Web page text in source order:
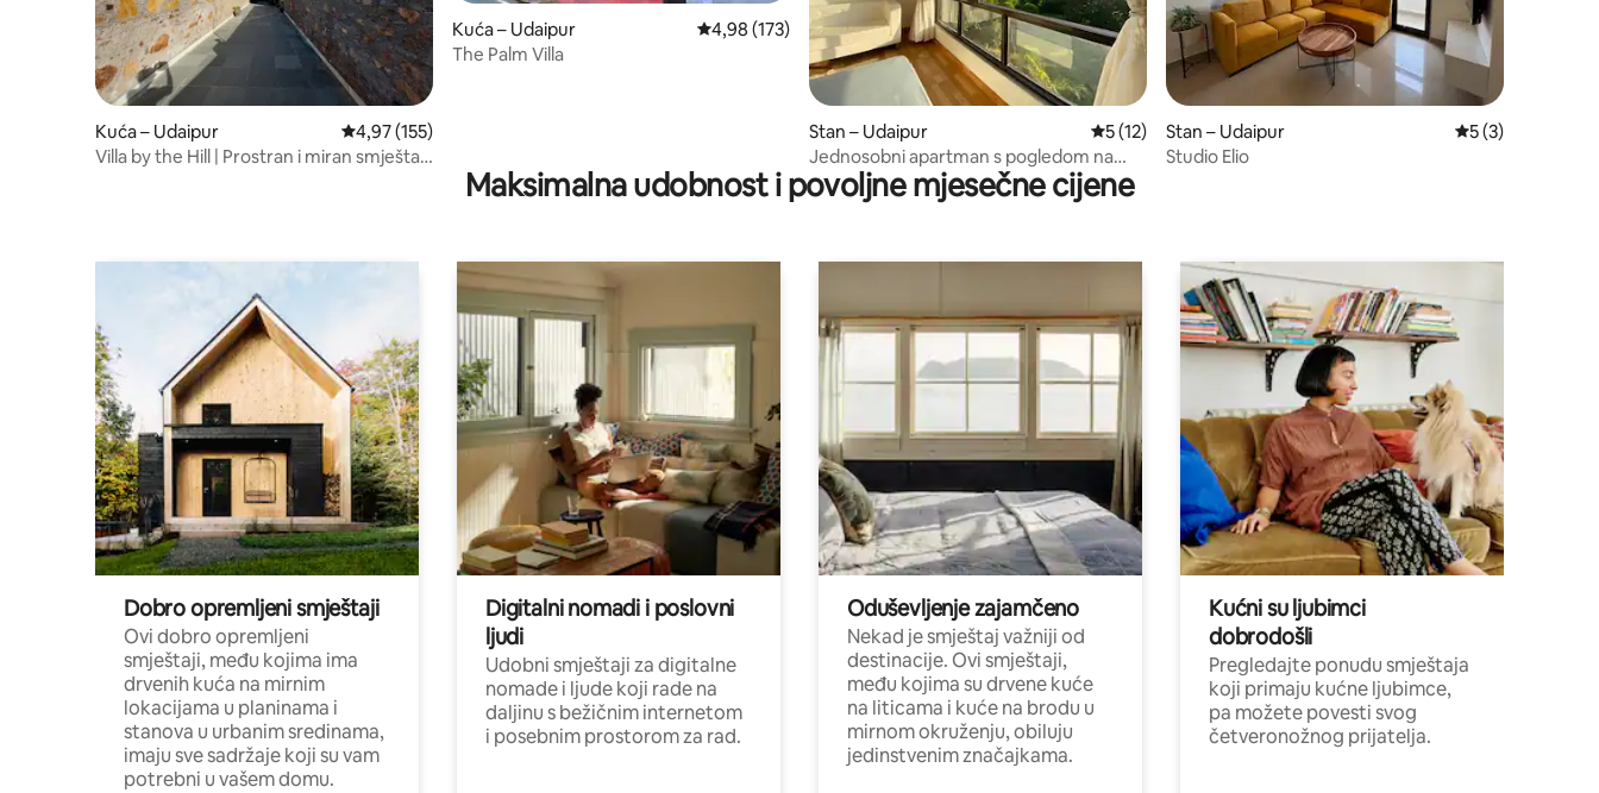
Kuća – Udaipur Prosječna ocjena: 4,97/5, recenzija: 155
4,97 (155)
Villa by the Hill | Prostran i miran smještaj
Kuća – Udaipur Prosječna ocjena: 4,98/5, recenzija: 173
4,98 (173)
The Palm Villa
Stan – Udaipur Prosječna ocjena: 5/5, recenzija: 12
5 (12)
Jednosobni apartman s pogledom na
brda I Bazen i teretana I Udaipur
Stan – Udaipur Prosječna
5 (3)
Studio Elio
Maksimalna udobnost i povoljne mjesečne cijene
Dobro opremljeni smještaji
Ovi dobro opremljeni
smještaji, među kojima ima
drvenih kuća na mirnim
lokacijama u planinama i
stanova u urbanim sredinama,
imaju sve sadržaje koji su vam
potrebni u vašem domu.
Digitalni nomadi i poslovni
ljudi
Udobni smještaji za digitalne
nomade i ljude koji rade na
daljinu s bežičnim internetom
i posebnim prostorom za rad.
Oduševljenje zajamčeno
Nekad je smještaj važniji od
destinacije. Ovi smještaji,
među kojima su drvene kuće
na liticama i kuće na brodu u
mirnom okruženju, obiluju
jedinstvenim značajkama.
Kućni su ljubimci
dobrodošli
Pregledajte ponudu smještaja
koji primaju kućne ljubimce,
pa možete povesti svog
četveronožnog prijatelja.